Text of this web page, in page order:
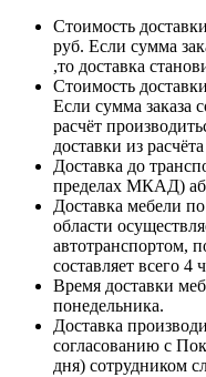
Стоимость
руб. Если сумма
,то доставка
Стоимость
Если сумма заказа
расчёт
доставки из
Доставка до
пределах МКАД)
Доставка мебели
области
автотранспортом,
составляет всего 4
Время доставки
понедельника.
Доставка
согласованию с
дня) сотрудником